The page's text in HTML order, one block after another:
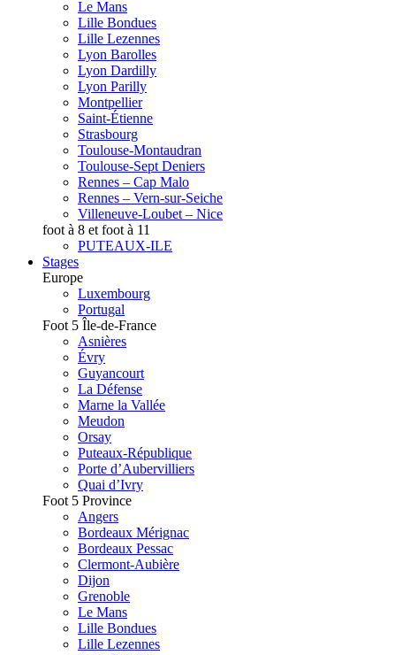
Le Mans
Lille Bondues
Lille Lezennes
Lyon Barolles
Lyon Dardilly
Lyon Parilly
Montpellier
Saint-Étienne
Strasbourg
Toulouse-Montaudran
Toulouse-Sept Deniers
Rennes – Cap Malo
Rennes – Vern-sur-Seiche
Villeneuve-Loubet – Nice
foot à 8 et foot à 11
PUTEAUX-ILE
Stages
Europe
Luxembourg
Portugal
Foot 5 Île-de-France
Asnières
Évry
Guyancourt
La Défense
Marne la Vallée
Meudon
Orsay
Puteaux-République
Porte d’Aubervilliers
Quai d’Ivry
Foot 5 Province
Angers
Bordeaux Mérignac
Bordeaux Pessac
Clermont-Aubière
Dijon
Grenoble
Le Mans
Lille Bondues
Lille Lezennes